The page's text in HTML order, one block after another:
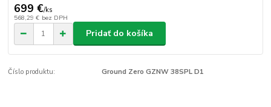
699 €/ks
568,29 € bez DPH
Pridať do košíka
Číslo produktu: Ground Zero GZNW 38SPL D1